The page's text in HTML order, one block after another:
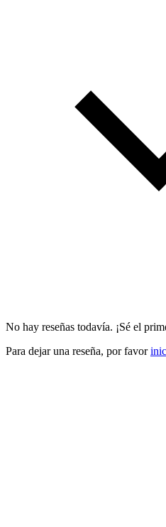
No hay reseñas todavía. ¡Sé el
Para dejar una reseña, por favor